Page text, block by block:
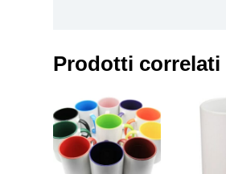
Prodotti correlati